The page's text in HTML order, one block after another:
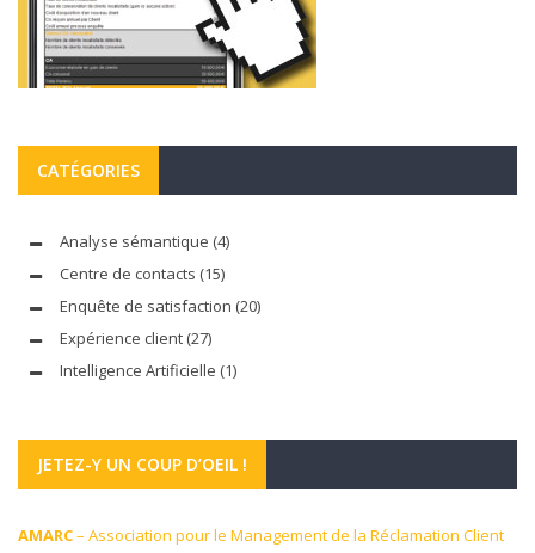
CATÉGORIES
Analyse sémantique (4)
Centre de contacts (15)
Enquête de satisfaction (20)
Expérience client (27)
Intelligence Artificielle (1)
JETEZ-Y UN COUP D’OEIL !
AMARC– Association pour le Management de la Réclamation Client